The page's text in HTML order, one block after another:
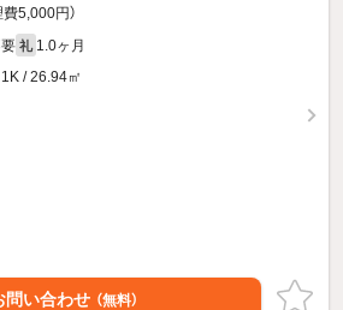
費5,000円）
礼 1.0ヶ月
/ 26.94㎡
問い合わせ （無料）